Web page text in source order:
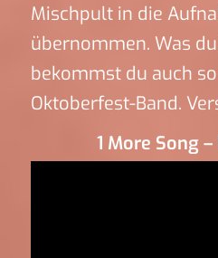
Mischpult in die
übernommen. Was
bekommst du auch
Oktoberfest-Band.
1 More Song